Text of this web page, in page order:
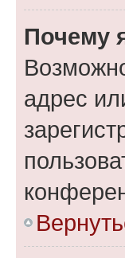
Почему
адрес